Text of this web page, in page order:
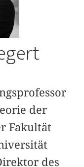
der
Fakultät
des